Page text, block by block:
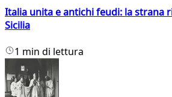
Italia unita e antichi feudi: la strana
Sicilia
1 min di lettura